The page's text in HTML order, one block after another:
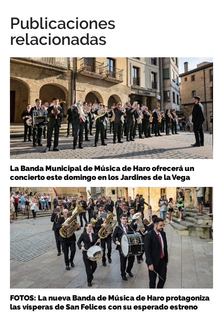
Publicaciones
relacionadas
La Banda Municipal de Música de Haro ofrecerá un
concierto este domingo en los Jardines de la Vega
FOTOS: La nueva Banda de Música de Haro protagoniza
las vísperas de San Felices con su esperado estreno